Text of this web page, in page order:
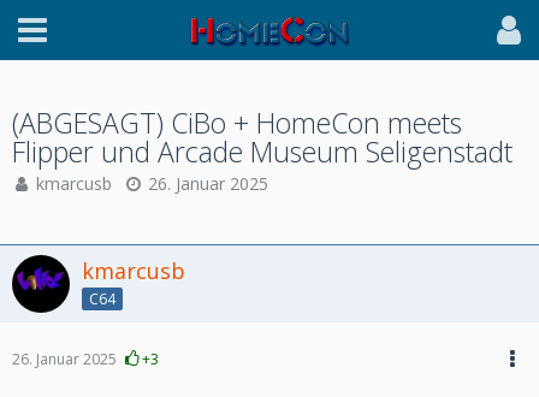
(ABGESAGT) CiBo + HomeCon meets
Flipper und Arcade Museum Seligenstadt
kmarcusb 26. Januar 2025
kmarcusb
C64
26. Januar 2025 +3